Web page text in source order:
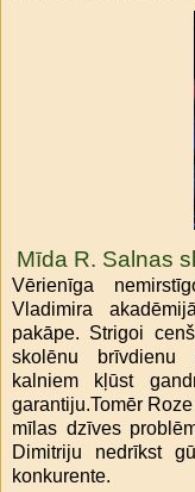
Mīda R. Salnas
Vērienīga
Vladimira
pakāpe. Strigoi
skolēnu brīvdienu
kalniem kļūst
garantiju.Tomēr
mīlas dzīves
Dimitriju nedrīkst
konkurente.